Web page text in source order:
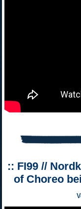
:: FI99 //
of Choreo